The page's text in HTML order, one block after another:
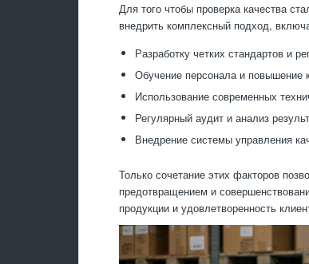
Для того чтобы проверка качества
внедрить комплексный подход,
Разработку четких стандартов и
Обучение персонала и повышение
Использование современных
Регулярный аудит и анализ
Внедрение системы управления
Только сочетание этих факторов
предотвращением и
продукции и удовлетворенность